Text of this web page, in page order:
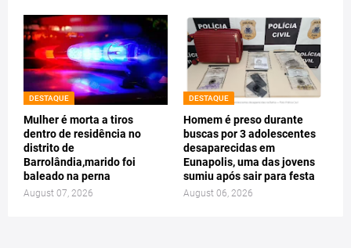
DESTAQUE
Mulher é morta a tiros
dentro de residência no
distrito de
Barrolândia,marido foi
baleado na perna
August 07, 2026
DESTAQUE
Homem é preso durante
buscas por 3 adolescentes
desaparecidas em
Eunapolis, uma das jovens
sumiu após sair para festa
August 06, 2026